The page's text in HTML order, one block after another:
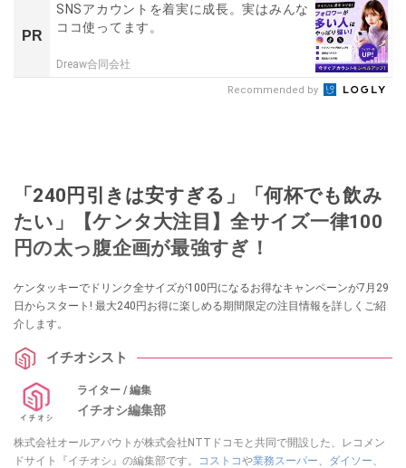
PR
SNSアカウントを着実に成長。実はみんな
ココ使ってます。
Dreaw合同会社
Recommended by
「240円引きは安すぎる」「何杯でも飲み
たい」【ケンタ大注目】全サイズ一律100
円の太っ腹企画が最強すぎ！
ケンタッキーでドリンク全サイズが100円になるお得なキャンペーンが7月29
日からスタート! 最大240円お得に楽しめる期間限定の注目情報を詳しくご紹
介します。
イチオシスト
ライター / 編集
イチオシ編集部
株式会社オールアバウトが株式会社NTTドコモと共同で開設した、レコメン
ドサイト『イチオシ』の編集部です。
コストコや業務スーパー ダイソー